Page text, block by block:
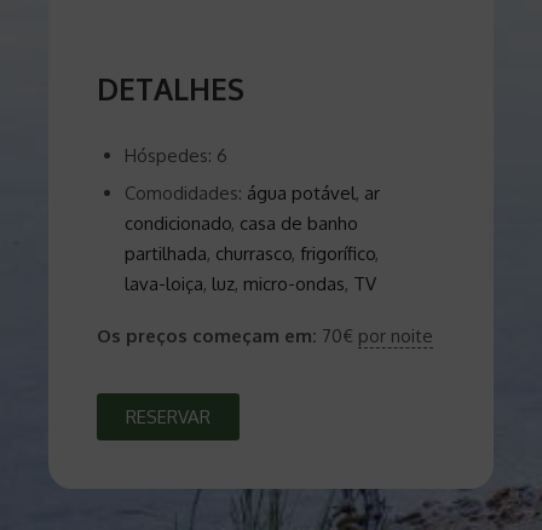
DETALHES
Hóspedes: 6
Comodidades: água potável, ar
condicionado, casa de banho
partilhada, churrasco, frigorífico,
lava-loiça, luz, micro-ondas, TV
Os preços começam em: 70€ por noite
RESERVAR